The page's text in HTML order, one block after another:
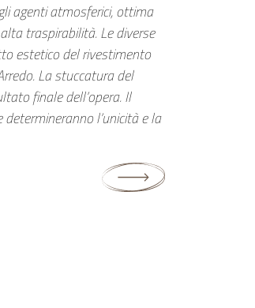
agenti atmosferici, ottima
traspirabilità. Le diverse
estetico del rivestimento
La stuccatura del
finale dell’opera. Il
l’unicità e la